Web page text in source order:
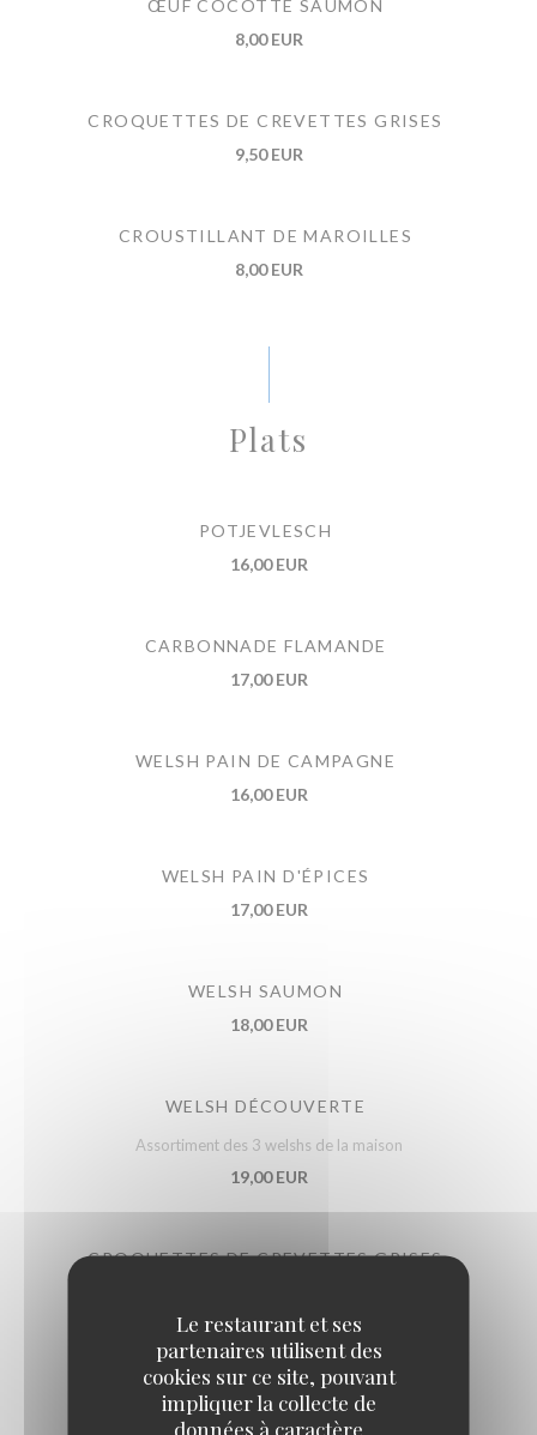
Le restaurant et ses
partenaires utilisent des
cookies sur ce site, pouvant
impliquer la collecte de
données à caractère
ŒUF COCOTTE SAUMON
8,00 EUR
CROQUETTES DE CREVETTES GRISES
9,50 EUR
CROUSTILLANT DE MAROILLES
8,00 EUR
Plats
POTJEVLESCH
16,00 EUR
CARBONNADE FLAMANDE
17,00 EUR
WELSH PAIN DE CAMPAGNE
16,00 EUR
WELSH PAIN D'ÉPICES
17,00 EUR
WELSH SAUMON
18,00 EUR
WELSH DÉCOUVERTE
Assortiment des 3 welshs de la maison
19,00 EUR
CROQUETTES DE CREVETTES GRISES
POULET AU MAROILLES
16,00 EUR